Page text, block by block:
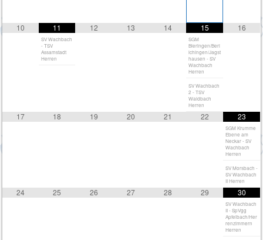
10 11
SV Wachbach
- TSV
Assamstadt
Herren
12 13 14 15
SGM
Bieringen/Berl
ichingen/Jagst
hausen - SV
Wachbach
Herren
SV Wachbach
2 - TSV
Waldbach
Herren
16
17 18 19 20 21 22 23
SGM Krumme
Ebene am
Neckar - SV
Wachbach
Herren
SV Morsbach -
SV Wachbach
II Herren
24 25 26 27 28 29 30
SV Wachbach
II - SpVgg
Apfelbach/Her
renzimmern
Herren